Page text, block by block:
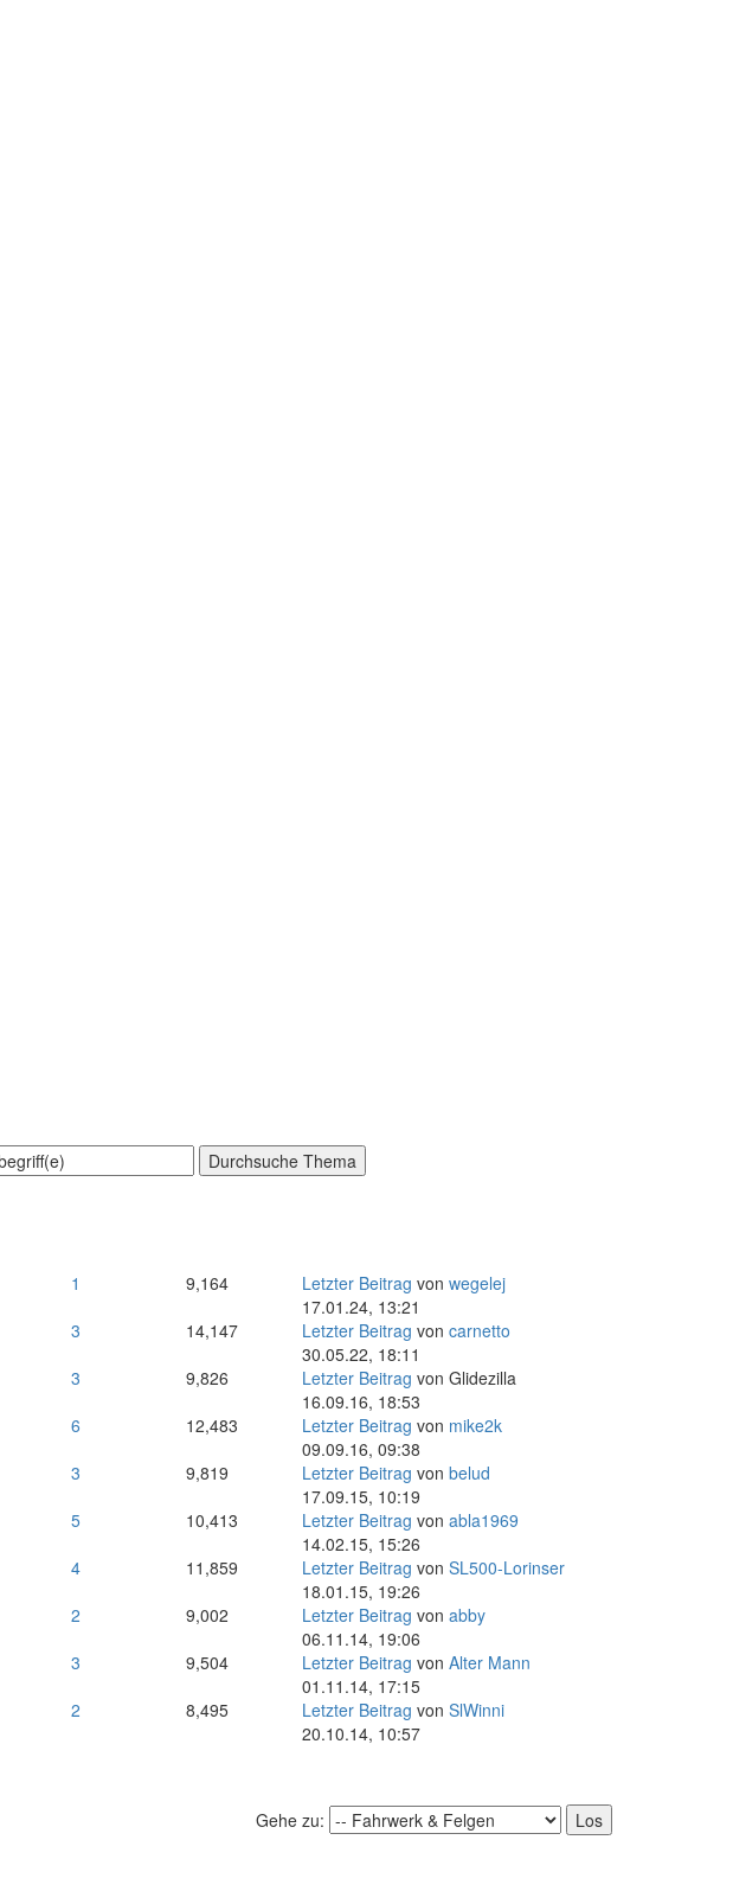
1 9,164 Letzter Beitrag von wegelej
17.01.24, 13:21
3 14,147 Letzter Beitrag von carnetto
30.05.22, 18:11
3 9,826 Letzter Beitrag von Glidezilla
16.09.16, 18:53
6 12,483 Letzter Beitrag von mike2k
09.09.16, 09:38
3 9,819 Letzter Beitrag von belud
17.09.15, 10:19
5 10,413 Letzter Beitrag von abla1969
14.02.15, 15:26
4 11,859 Letzter Beitrag von SL500-Lorinser
18.01.15, 19:26
2 9,002 Letzter Beitrag von abby
06.11.14, 19:06
3 9,504 Letzter Beitrag von Alter Mann
01.11.14, 17:15
2 8,495 Letzter Beitrag von SlWinni
20.10.14, 10:57
Gehe zu: